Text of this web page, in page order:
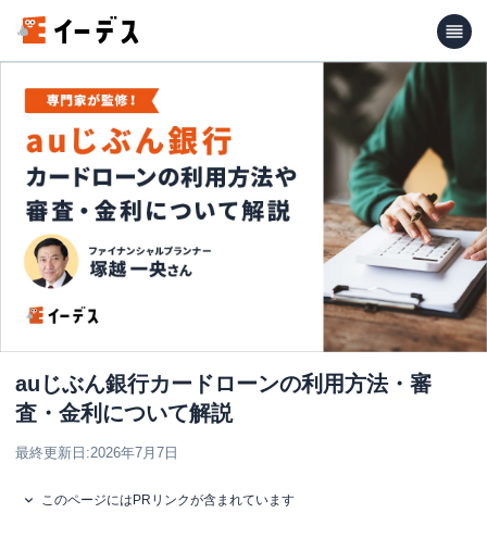
auじぶん銀行カードローンの利用方法・審
査・金利について解説
最終更新日:2026年7月7日
このページにはPRリンクが含まれています